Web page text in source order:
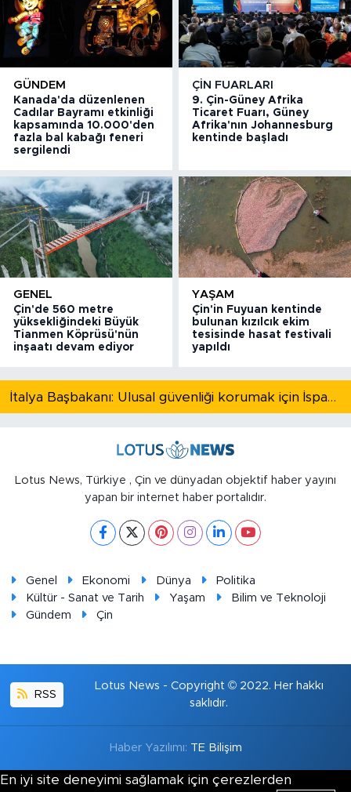
GÜNDEM
Kanada'da düzenlenen
Cadılar Bayramı etkinliği
kapsamında 10.000'den
fazla bal kabağı feneri
sergilendi
ÇIN FUARLARI
9. Çin-Güney Afrika
Ticaret Fuarı, Güney
Afrika'nın Johannesburg
kentinde başladı
GENEL
Çin'de 560 metre
yüksekliğindeki Büyük
Tianmen Köprüsü'nün
inşaatı devam ediyor
YAŞAM
Çin'in Fuyuan kentinde
bulunan kızılcık ekim
tesisinde hasat festivali
yapıldı
İtalya Başbakanı: Ulusal güvenliği korumak için İspanya ile Schengen kapsamındaki serbest dolaşımı askıya alıyoruz
Lotus News, Türkiye , Çin ve dünyadan objektif haber yayını
yapan bir internet haber portalıdır.
Genel Ekonomi Dünya
Politika
Kültür - Sanat ve Tarih
Yaşam
Bilim ve Teknoloji
Gündem
Çin
RSS
Lotus News - Copyright © 2022. Her hakkı
saklıdır.
Haber Yazılımı: TE Bilişim
En iyi site deneyimi sağlamak için çerezlerden